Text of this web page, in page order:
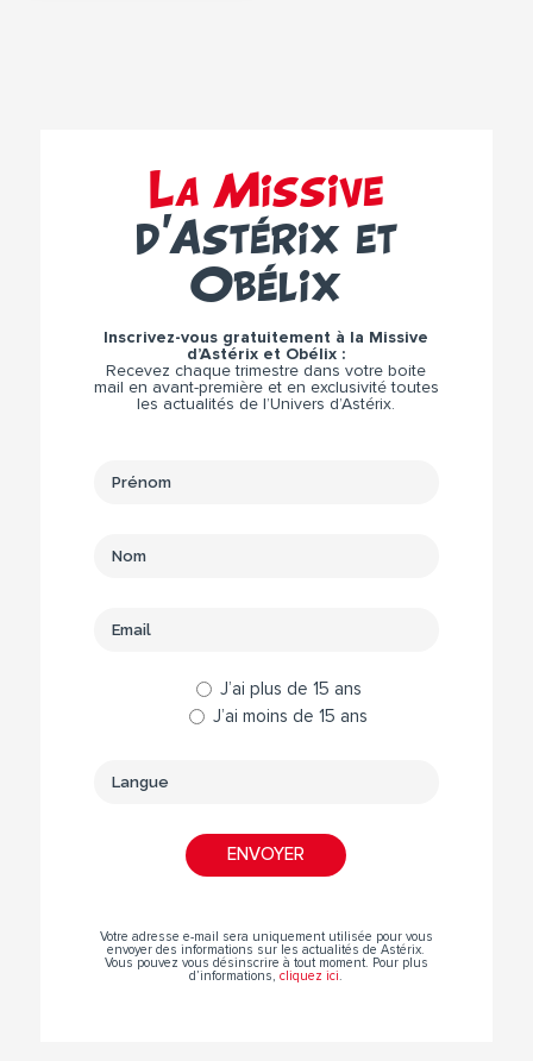
La Missive
d’Astérix et
Obélix
Inscrivez-vous gratuitement à la Missive
d’Astérix et Obélix :
Recevez chaque trimestre dans votre boite
mail en avant-première et en exclusivité toutes
les actualités de l’Univers d’Astérix.
J’ai plus de 15 ans
J’ai moins de 15 ans
Votre adresse e-mail sera uniquement utilisée pour vous
envoyer des informations sur les actualités de Astérix.
Vous pouvez vous désinscrire à tout moment. Pour plus
d’informations,cliquez ici